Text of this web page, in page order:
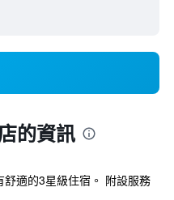
的資訊
適的3星級住宿。 附設服務